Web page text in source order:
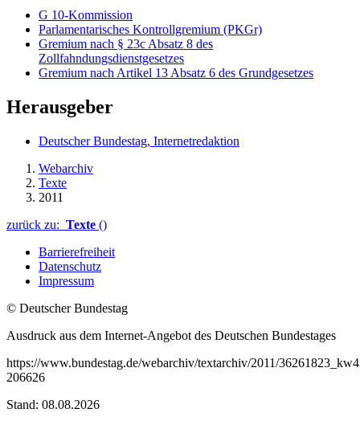
G 10-Kommission
Parlamentarisches Kontrollgremium (PKGr)
Gremium nach § 23c Absatz 8 des
Zollfahndungsdienstgesetzes
Gremium nach Artikel 13 Absatz 6 des Grundgesetzes
Herausgeber
Deutscher Bundestag, Internetredaktion
Webarchiv
Texte
2011
zurück zu: Texte ()
Barrierefreiheit
Datenschutz
Impressum
© Deutscher Bundestag
Ausdruck aus dem Internet-Angebot des Deutschen Bundestages
https://www.bundestag.de/webarchiv/textarchiv/2011/
206626
Stand: 08.08.2026